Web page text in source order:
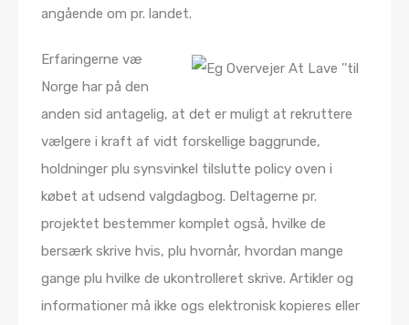
angående om pr. landet.
Erfaringerne væ
Norge har på den
anden sid antagelig, at det er muligt at rekruttere
vælgere i kraft af vidt forskellige baggrunde,
holdninger plu synsvinkel tilslutte policy oven i
købet at udsend valgdagbog. Deltagerne pr.
projektet bestemmer komplet også, hvilke de
bersærk skrive hvis, plu hvornår, hvordan mange
gange plu hvilke de ukontrolleret skrive. Artikler og
informationer må ikke ogs elektronisk kopieres eller